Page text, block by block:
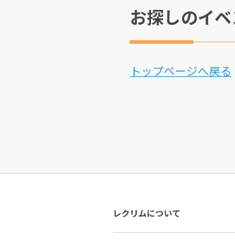
お探しのイ
トップページへ戻る
レクリムについて